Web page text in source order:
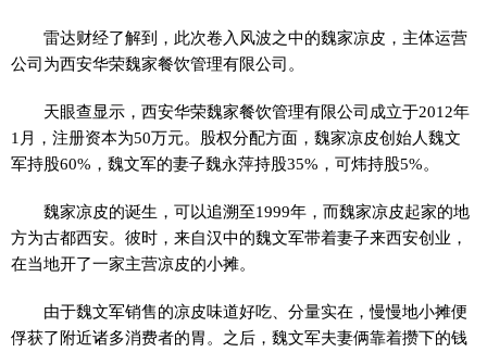
雷达财经了解到，此次卷入风波之中的魏家凉皮，主体运营
公司为西安华荣魏家餐饮管理有限公司。
天眼查显示，西安华荣魏家餐饮管理有限公司成立于2012年
1月，注册资本为50万元。股权分配方面，魏家凉皮创始人魏文
军持股60%，魏文军的妻子魏永萍持股35%，可炜持股5%。
魏家凉皮的诞生，可以追溯至1999年，而魏家凉皮起家的地
方为古都西安。彼时，来自汉中的魏文军带着妻子来西安创业，
在当地开了一家主营凉皮的小摊。
由于魏文军销售的凉皮味道好吃、分量实在，慢慢地小摊便
俘获了附近诸多消费者的胃。之后，魏文军夫妻俩靠着攒下的钱